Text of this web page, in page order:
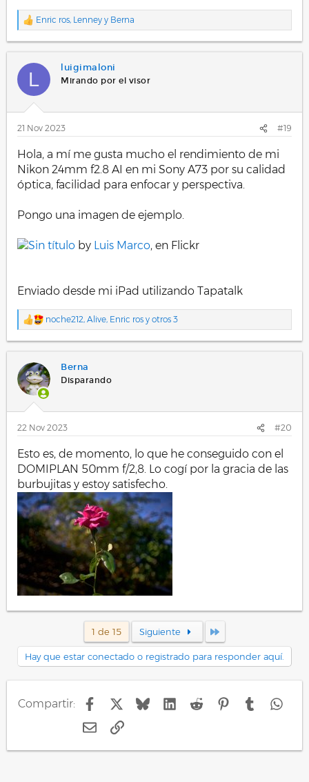
R
c
o
e
s
:
Enric ros, Lenney y Berna
L
luigimaloni
Mirando por el visor
21 Nov 2023 #19
Hola, a mí me gusta mucho el rendimiento de mi
Nikon 24mm f2.8 AI en mi Sony A73 por su calidad
óptica, facilidad para enfocar y perspectiva.
Pongo una imagen de ejemplo.
Sin título by Luis Marco, en Flickr
Enviado desde mi iPad utilizando Tapatalk
R
c
i
o
e
s
:
noche212, Alive, Enric ros y otros 3
Berna
Disparando
22 Nov 2023 #20
Esto es, de momento, lo que he conseguido con el
DOMIPLAN 50mm f/2,8. Lo cogí por la gracia de las
burbujitas y estoy satisfecho.
1 de 15 Siguiente
Hay que estar conectado o registrado para responder aquí.
Compartir: FacebookBlueskyLinkedIn
Reddit PinterestTumblr
E-mailEnlace